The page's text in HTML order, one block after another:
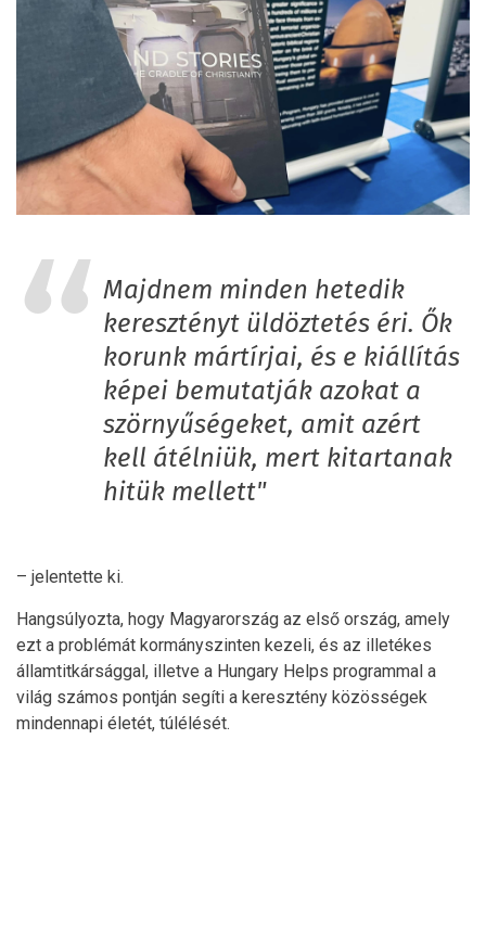
Majdnem minden hetedik
keresztényt üldöztetés éri. Ők
korunk mártírjai, és e kiállítás
képei bemutatják azokat a
szörnyűségeket, amit azért
kell átélniük, mert kitartanak
hitük mellett"
– jelentette ki.
Hangsúlyozta, hogy Magyarország az első ország, amely
ezt a problémát kormányszinten kezeli, és az illetékes
államtitkársággal, illetve a Hungary Helps programmal a
világ számos pontján segíti a keresztény közösségek
mindennapi életét, túlélését.